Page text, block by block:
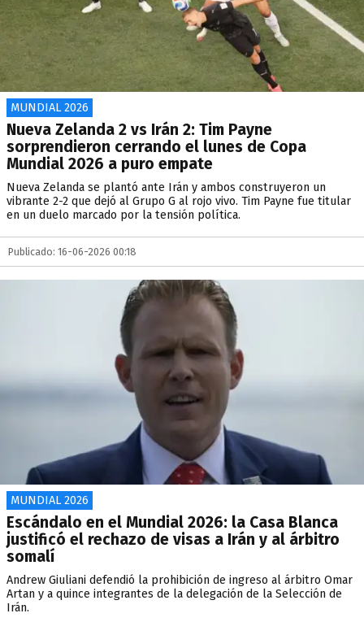
MUNDIAL 2026
Nueva Zelanda 2 vs Irán 2: Tim Payne
sorprendieron cerrando el lunes de Copa
Mundial 2026 a puro empate
Nueva Zelanda se plantó ante Irán y ambos construyeron un
vibrante 2-2 que dejó al Grupo G al rojo vivo. Tim Payne fue titular
en un duelo marcado por la tensión política.
Publicado: 16-06-2026 00:18
MUNDIAL 2026
Escándalo en el Mundial 2026: la Casa Blanca
justificó el rechazo de visas a Irán y al árbitro
somalí
Andrew Giuliani defendió la prohibición de ingreso al árbitro Omar
Artan y a quince integrantes de la delegación de la Selección de
Irán.